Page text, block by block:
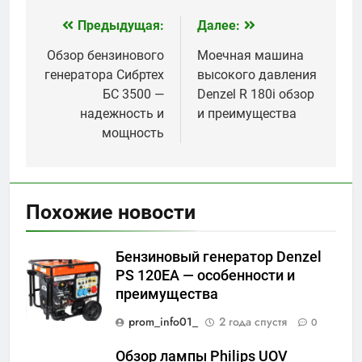
Навигация
по
записям
Предыдущая:
Обзор бензинового
генератора Сибртех
БС 3500 —
надежность и
мощность
Далее:
Моечная машина
высокого давления
Denzel R 180i обзор
и преимущества
Похожие новости
Бензиновый генератор Denzel
PS 120EA — особенности и
преимущества
prom_info01_
2 года спустя 0
Обзор лампы Philips UOV